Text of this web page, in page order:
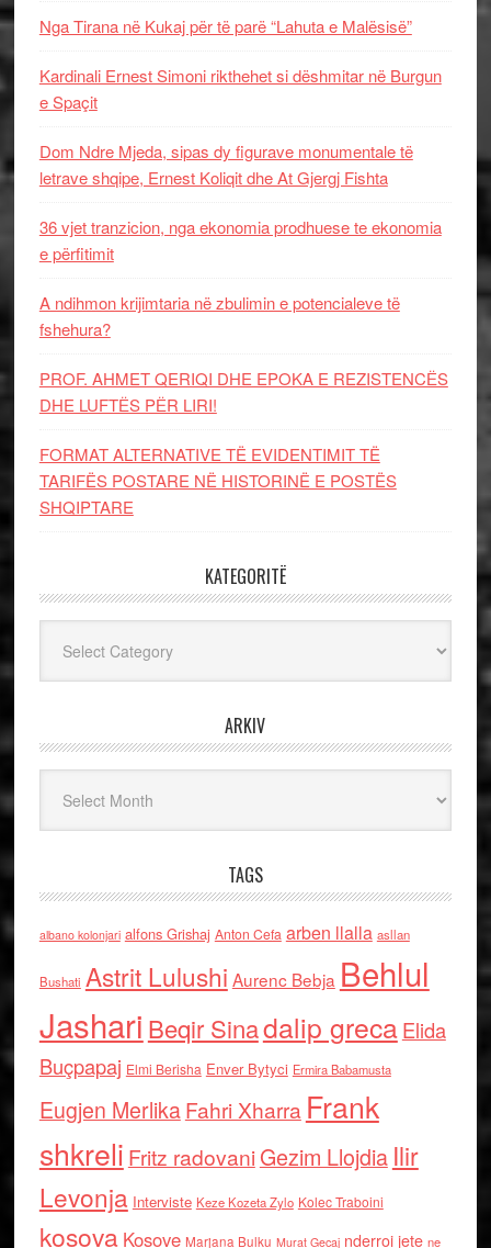
Nga Tirana në Kukaj për të parë “Lahuta e Malësisë”
Kardinali Ernest Simoni rikthehet si dëshmitar në Burgun
e Spaçit
Dom Ndre Mjeda, sipas dy figurave monumentale të
letrave shqipe, Ernest Koliqit dhe At Gjergj Fishta
36 vjet tranzicion, nga ekonomia prodhuese te ekonomia
e përfitimit
A ndihmon krijimtaria në zbulimin e potencialeve të
fshehura?
PROF. AHMET QERIQI DHE EPOKA E REZISTENCЁS
DHE LUFTЁS PЁR LIRI!
FORMAT ALTERNATIVE TË EVIDENTIMIT TË
TARIFËS POSTARE NË HISTORINË E POSTËS
SHQIPTARE
KATEGORITË
ARKIV
TAGS
albano kolonjari alfons Grishaj Anton Cefa arben llalla asllan
Bushati Astrit Lulushi Aurenc Bebja Behlul
Jashari Beqir Sinadalip grecaElida
Buçpapaj Elmi Berisha Enver Bytyci Ermira Babamusta
Eugjen MerlikaFahri Xharra Frank
shkreli Fritz radovaniGezim Llojdia Ilir
Levonja Interviste Keze Kozeta Zylo Kolec Traboini
kosova Kosove Marjana Bulku Murat Gecaj nderroi jete ne